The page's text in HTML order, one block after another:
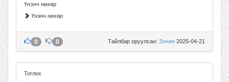
Үнэнч нөхөр
Үнэнч нөхөр
Тайлбар оруулсан: Зочин 2025-04-21
0 0
Тоглох